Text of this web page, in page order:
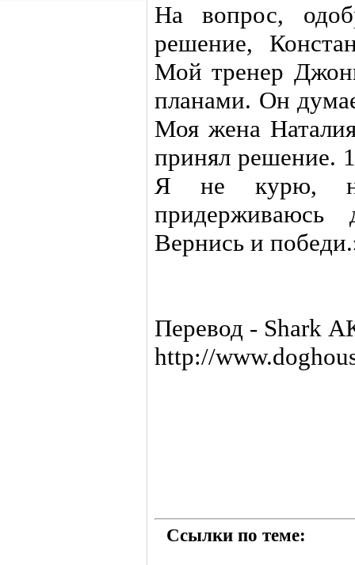
На вопрос,
решение,
Мой тренер
планами. Он
Моя жена
принял решение.
Я не курю, не
Вернись и
Перевод - Shark
http://
Ссылки по теме: